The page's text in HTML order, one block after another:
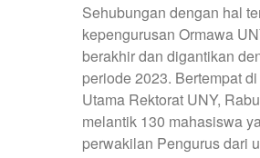
Sehubungan dengan hal
kepengurusan Ormawa
berakhir dan digantikan
periode 2023. Bertempat
Utama Rektorat UNY,
melantik 130 mahasiswa
perwakilan Pengurus dari